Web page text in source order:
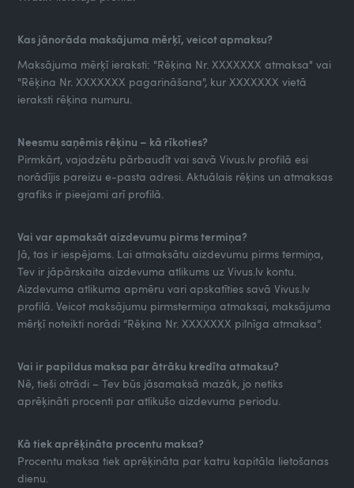
Kas jānorāda maksājuma mērķī, veicot apmaksu?
Maksājuma mērķī ieraksti: "Rēķina Nr. XXXXXXX atmaksa" vai
"Rēķina Nr. XXXXXXX pagarināšana", kur XXXXXXX vietā
ieraksti rēķina numuru.
Neesmu saņēmis rēķinu – kā rīkoties?
Pirmkārt, vajadzētu pārbaudīt vai savā Vivus.lv profilā esi
norādījis pareizu e-pasta adresi. Aktuālais rēķins un atmaksas
grafiks ir pieejami arī profilā.
Vai var apmaksāt aizdevumu pirms termiņa?
Jā, tas ir iespējams. Lai atmaksātu aizdevumu pirms termiņa,
Tev ir jāpārskaita aizdevuma atlikums uz Vivus.lv kontu.
Aizdevuma atlikuma apmēru vari apskatīties savā Vivus.lv
profilā. Veicot maksājumu pirmstermiņa atmaksai, maksājuma
mērķī noteikti norādi “Rēķina Nr. XXXXXXX pilnīga atmaksa”.
Vai ir papildus maksa par ātrāku kredīta atmaksu?
Nē, tieši otrādi – Tev būs jāsamaksā mazāk, jo netiks
aprēķināti procenti par atlikušo aizdevuma periodu.
Kā tiek aprēķināta procentu maksa?
Procentu maksa tiek aprēķināta par katru kapitāla lietošanas
dienu.